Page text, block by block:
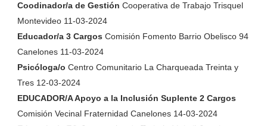
Coodinador/a de Gestión Cooperativa de Trabajo Trisquel
Montevideo 11-03-2024
Educador/a 3 Cargos Comisión Fomento Barrio Obelisco 94
Canelones 11-03-2024
Psicóloga/o Centro Comunitario La Charqueada Treinta y
Tres 12-03-2024
EDUCADOR/A Apoyo a la Inclusión Suplente 2 Cargos
Comisión Vecinal Fraternidad Canelones 14-03-2024